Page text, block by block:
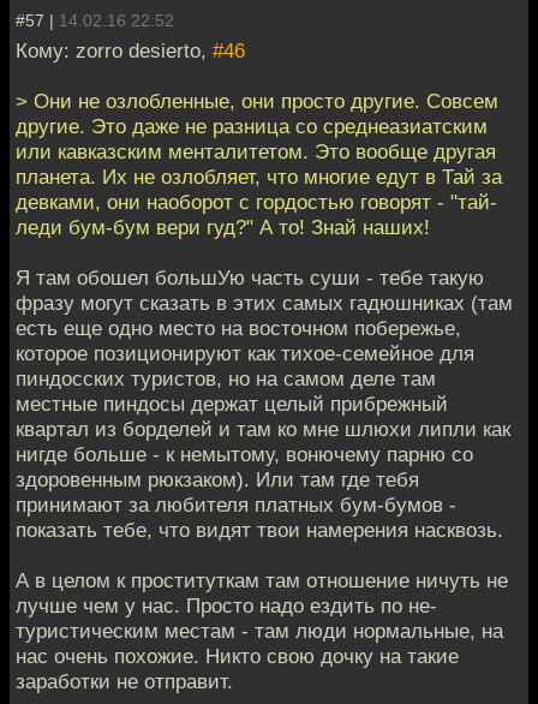
#57 | 14.02.16 22:52
Кому: zorro desierto, #46
> Они не озлобленные, они просто другие. Совсем
другие. Это даже не разница со среднеазиатским
или кавказским менталитетом. Это вообще другая
планета. Их не озлобляет, что многие едут в Тай за
девками, они наоборот с гордостью говорят - "тай-
леди бум-бум вери гуд?" А то! Знай наших!
Я там обошел большУю часть суши - тебе такую
фразу могут сказать в этих самых гадюшниках (там
есть еще одно место на восточном побережье,
которое позиционируют как тихое-семейное для
пиндосских туристов, но на самом деле там
местные пиндосы держат целый прибрежный
квартал из борделей и там ко мне шлюхи липли как
нигде больше - к немытому, вонючему парню со
здоровенным рюкзаком). Или там где тебя
принимают за любителя платных бум-бумов -
показать тебе, что видят твои намерения насквозь.
А в целом к проституткам там отношение ничуть не
лучше чем у нас. Просто надо ездить по не-
туристическим местам - там люди нормальные, на
нас очень похожие. Никто свою дочку на такие
заработки не отправит.